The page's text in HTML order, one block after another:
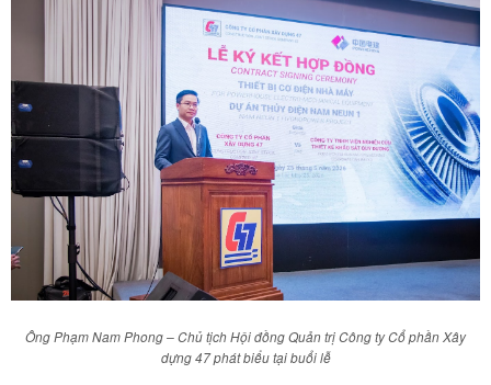
Ông Phạm Nam Phong – Chủ tịch Hội đồng Quản trị Công ty Cổ phần Xây
dựng 47 phát biểu tại buổi lễ